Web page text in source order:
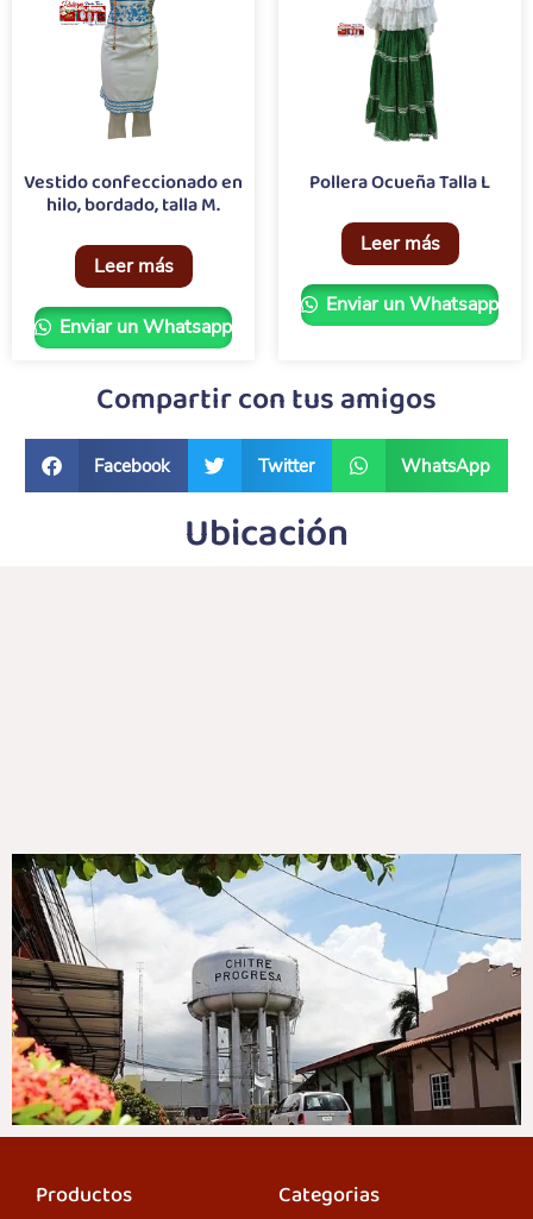
Vestido confeccionado en
hilo, bordado, talla M.
Leer más
Enviar un Whatsapp
Pollera Ocueña Talla L
Leer más
Enviar un Whatsapp
Compartir con tus amigos
Facebook Twitter WhatsApp
Ubicación
Productos Categorias